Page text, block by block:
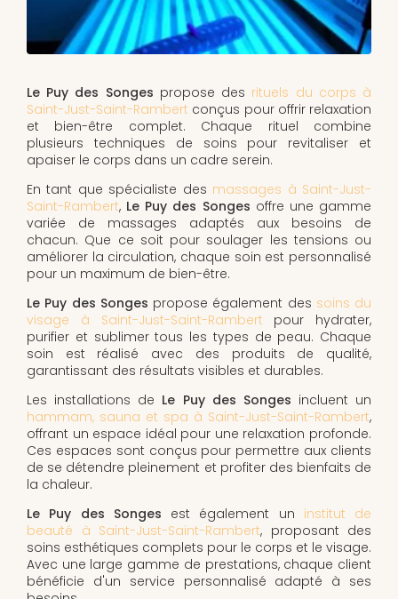
Le Puy des Songes propose des rituels du corps à
Saint-Just-Saint-Rambert conçus pour offrir relaxation
et bien-être complet. Chaque rituel combine
plusieurs techniques de soins pour revitaliser et
apaiser le corps dans un cadre serein.
En tant que spécialiste des massages à Saint-Just-
Saint-Rambert, Le Puy des Songes offre une gamme
variée de massages adaptés aux besoins de
chacun. Que ce soit pour soulager les tensions ou
améliorer la circulation, chaque soin est personnalisé
pour un maximum de bien-être.
Le Puy des Songes propose également des soins du
visage à Saint-Just-Saint-Rambert pour hydrater,
purifier et sublimer tous les types de peau. Chaque
soin est réalisé avec des produits de qualité,
garantissant des résultats visibles et durables.
Les installations de Le Puy des Songes incluent un
hammam, sauna et spa à Saint-Just-Saint-Rambert,
offrant un espace idéal pour une relaxation profonde.
Ces espaces sont conçus pour permettre aux clients
de se détendre pleinement et profiter des bienfaits de
la chaleur.
Le Puy des Songes est également un institut de
beauté à Saint-Just-Saint-Rambert, proposant des
soins esthétiques complets pour le corps et le visage.
Avec une large gamme de prestations, chaque client
bénéficie d'un service personnalisé adapté à ses